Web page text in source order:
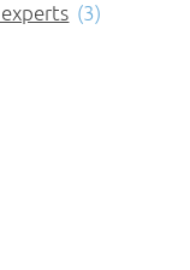
(3)